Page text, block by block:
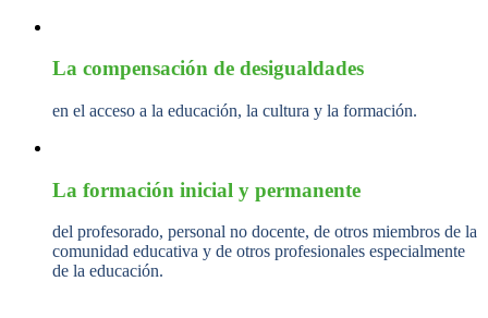
La compensación de desigualdades
en el acceso a la educación, la cultura y la formación.
La formación inicial y permanente
del profesorado, personal no docente, de otros miembros de la
comunidad educativa y de otros profesionales especialmente
de la educación.